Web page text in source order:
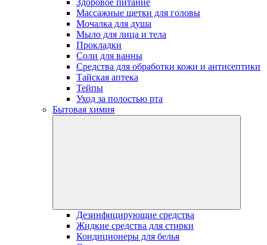
Здоровое питание
Массажные щетки для головы
Мочалка для душа
Мыло для лица и тела
Прокладки
Соли для ванны
Средства для обработки кожи и антисептики
Тайская аптека
Тейпы
Уход за полостью рта
Бытовая химия
Дезинфицирующие средства
Жидкие средства для стирки
Кондиционеры для белья